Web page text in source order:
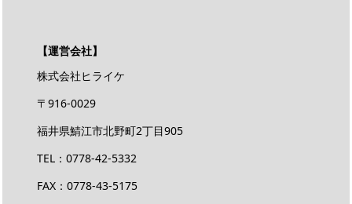
【運営会社】
株式会社ヒライケ
〒916-0029
福井県鯖江市北野町2丁目905
TEL：0778-42-5332
FAX：0778-43-5175